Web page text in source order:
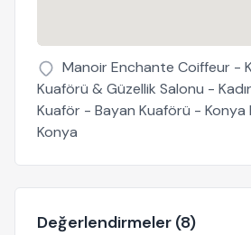
Manoir Enchante Coiffeur -
Kuaförü & Güzellik Salonu -
Kuaför - Bayan Kuaförü - Konya
Konya
Değerlendirmeler (8)